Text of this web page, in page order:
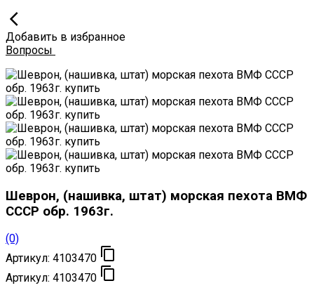

Добавить в избранное
Вопросы
Шеврон, (нашивка, штат) морская пехота ВМФ
СССР обр. 1963г.
(0)
Артикул: 4103470 
Артикул: 4103470 